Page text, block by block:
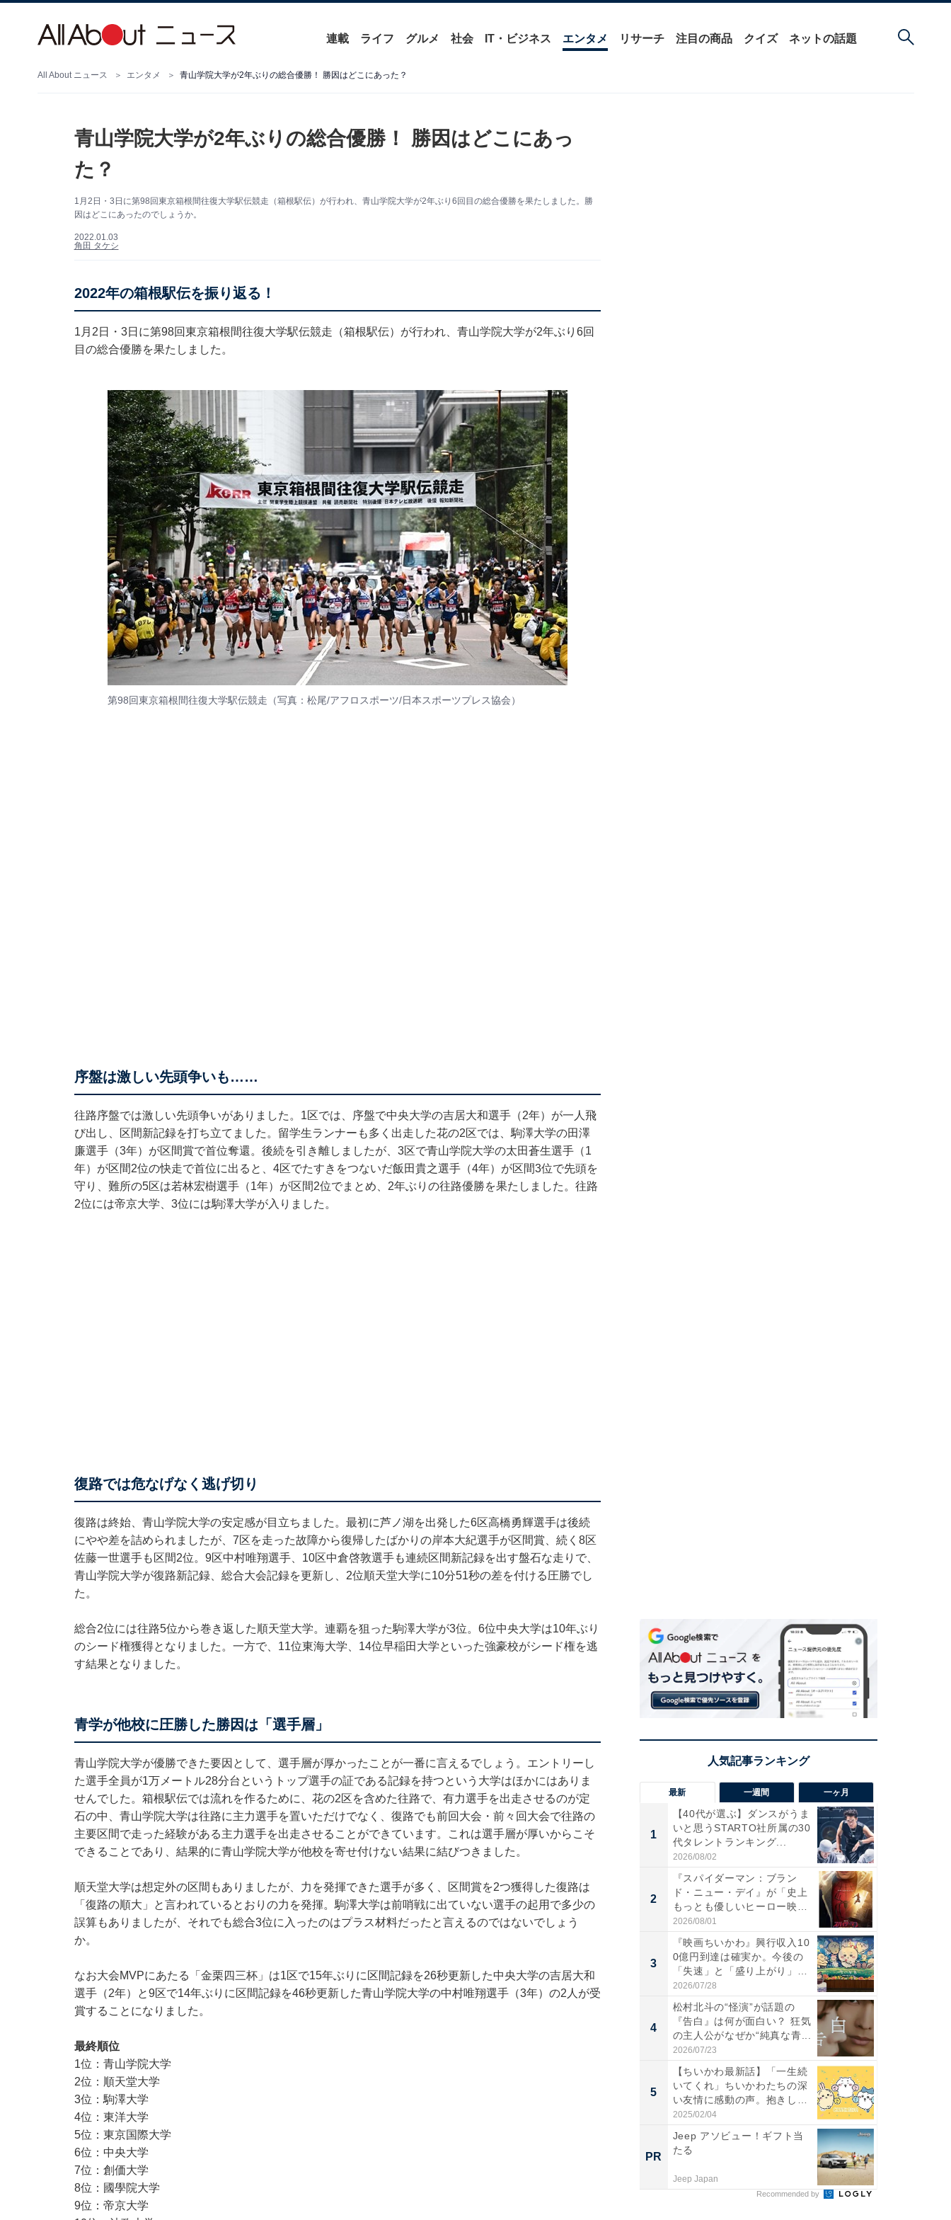
連載 ライフ グルメ 社会 IT・ビジネス エンタメ リサーチ 注目の商品 クイズ ネットの話題
All About ニュース エンタメ 青山学院大学が2年ぶりの総合優勝！ 勝因はどこにあった？
青山学院大学が2年ぶりの総合優勝！ 勝因はどこにあっ
た？
1月2日・3日に第98回東京箱根間往復大学駅伝競走（箱根駅伝）が行われ、青山学院大学が2年ぶり6回目の総合優勝を果たしました。勝
因はどこにあったのでしょうか。
2022.01.03
角田 タケシ
2022年の箱根駅伝を振り返る！
1月2日・3日に第98回東京箱根間往復大学駅伝競走（箱根駅伝）が行われ、青山学院大学が2年ぶり6回
目の総合優勝を果たしました。
第98回東京箱根間往復大学駅伝競走（写真：松尾/アフロスポーツ/日本スポーツプレス協会）
序盤は激しい先頭争いも……
往路序盤では激しい先頭争いがありました。1区では、序盤で中央大学の吉居大和選手（2年）が一人飛
び出し、区間新記録を打ち立てました。留学生ランナーも多く出走した花の2区では、駒澤大学の田澤
廉選手（3年）が区間賞で首位奪還。後続を引き離しましたが、3区で青山学院大学の太田蒼生選手（1
年）が区間2位の快走で首位に出ると、4区でたすきをつないだ飯田貴之選手（4年）が区間3位で先頭を
守り、難所の5区は若林宏樹選手（1年）が区間2位でまとめ、2年ぶりの往路優勝を果たしました。往路
2位には帝京大学、3位には駒澤大学が入りました。
復路では危なげなく逃げ切り
復路は終始、青山学院大学の安定感が目立ちました。最初に芦ノ湖を出発した6区高橋勇輝選手は後続
にやや差を詰められましたが、7区を走った故障から復帰したばかりの岸本大紀選手が区間賞、続く8区
佐藤一世選手も区間2位。9区中村唯翔選手、10区中倉啓敦選手も連続区間新記録を出す盤石な走りで、
青山学院大学が復路新記録、総合大会記録を更新し、2位順天堂大学に10分51秒の差を付ける圧勝でし
た。
総合2位には往路5位から巻き返した順天堂大学。連覇を狙った駒澤大学が3位。6位中央大学は10年ぶり
のシード権獲得となりました。一方で、11位東海大学、14位早稲田大学といった強豪校がシード権を逃
す結果となりました。
青学が他校に圧勝した勝因は「選手層」
青山学院大学が優勝できた要因として、選手層が厚かったことが一番に言えるでしょう。エントリーし
た選手全員が1万メートル28分台というトップ選手の証である記録を持つという大学はほかにはありま
せんでした。箱根駅伝では流れを作るために、花の2区を含めた往路で、有力選手を出走させるのが定
石の中、青山学院大学は往路に主力選手を置いただけでなく、復路でも前回大会・前々回大会で往路の
主要区間で走った経験がある主力選手を出走させることができています。これは選手層が厚いからこそ
できることであり、結果的に青山学院大学が他校を寄せ付けない結果に結びつきました。
順天堂大学は想定外の区間もありましたが、力を発揮できた選手が多く、区間賞を2つ獲得した復路は
「復路の順大」と言われているとおりの力を発揮。駒澤大学は前哨戦に出ていない選手の起用で多少の
誤算もありましたが、それでも総合3位に入ったのはプラス材料だったと言えるのではないでしょう
か。
なお大会MVPにあたる「金栗四三杯」は1区で15年ぶりに区間記録を26秒更新した中央大学の吉居大和
選手（2年）と9区で14年ぶりに区間記録を46秒更新した青山学院大学の中村唯翔選手（3年）の2人が受
賞することになりました。
最終順位
1位：青山学院大学
2位：順天堂大学
3位：駒澤大学
4位：東洋大学
5位：東京国際大学
6位：中央大学
7位：創価大学
8位：國學院大学
9位：帝京大学
最新 一週間 一ヶ月
1
【40代が選ぶ】ダンスがうま
いと思うSTARTO社所属の30
代タレントランキング...
2026/08/02
2
『スパイダーマン：ブラン
ド・ニュー・デイ』が「史上
もっとも優しいヒーロー映
画」に...
2026/08/01
3
『映画ちいかわ』興行収入10
0億円到達は確実か。今後の
「失速」と「盛り上がり」
が...
2026/07/28
4
松村北斗の“怪演”が話題の
『告白』は何が面白い？ 狂気
の主人公がなぜか“純真な青...
2026/07/23
5
【ちいかわ最新話】「一生続
いてくれ」ちいかわたちの深
い友情に感動の声。抱きしめ
合...
2025/02/04
PR
Jeep アソビュー！ギフト当
たる
Jeep Japan
Recommended by